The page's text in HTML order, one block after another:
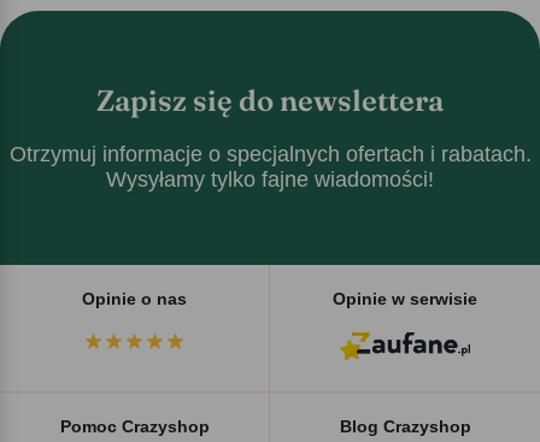
Zapisz się do newslettera
Otrzymuj informacje o specjalnych ofertach i rabatach.
Wysyłamy tylko fajne wiadomości!
Opinie o nas Opinie w serwisie
Pomoc Crazyshop Blog Crazyshop